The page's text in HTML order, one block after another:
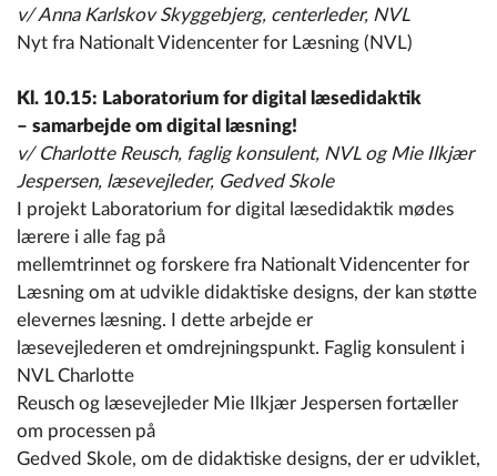
v/ Anna Karlskov Skyggebjerg, centerleder, NVL
Nyt fra Nationalt Videncenter for Læsning (NVL)
Kl. 10.15: Laboratorium for digital læsedidaktik
– samarbejde om digital læsning!
v/ Charlotte Reusch, faglig konsulent, NVL og Mie Ilkjær
Jespersen, læsevejleder, Gedved Skole
I projekt Laboratorium for digital læsedidaktik mødes
lærere i alle fag på
mellemtrinnet og forskere fra Nationalt Videncenter for
Læsning om at udvikle didaktiske designs, der kan støtte
elevernes læsning. I dette arbejde er
læsevejlederen et omdrejningspunkt. Faglig konsulent i
NVL Charlotte
Reusch og læsevejleder Mie Ilkjær Jespersen fortæller
om processen på
Gedved Skole, om de didaktiske designs, der er udviklet,